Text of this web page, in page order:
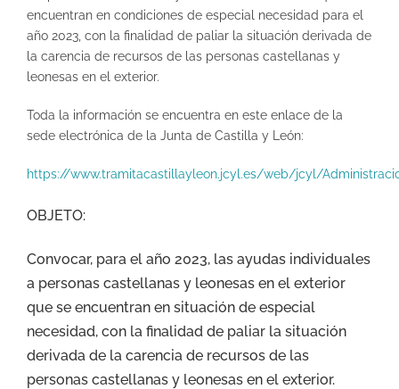
encuentran en condiciones de especial necesidad para el
año 2023, con la finalidad de paliar la situación derivada de
la carencia de recursos de las personas castellanas y
leonesas en el exterior.
Toda la información se encuentra en este enlace de la
sede electrónica de la Junta de Castilla y León:
https://www.tramitacastillayleon.jcyl.es/web/jcyl/
OBJETO:
Convocar, para el año 2023, las ayudas individuales
a personas castellanas y leonesas en el exterior
que se encuentran en situación de especial
necesidad, con la finalidad de paliar la situación
derivada de la carencia de recursos de las
personas castellanas y leonesas en el exterior.